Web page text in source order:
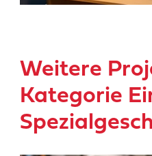
Weitere
Kategorie